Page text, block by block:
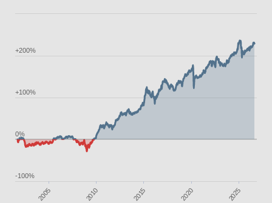
2005 2010 2015 2020 2025
0%
+100%
+200%
-100%